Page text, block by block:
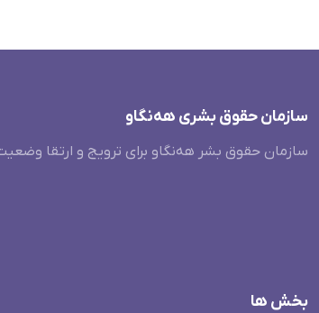
سازمان حقوق بشری هەنگاو
سازمان حقوق بشر هه‌نگاو برای ترویج و ارتقا
بخش ها